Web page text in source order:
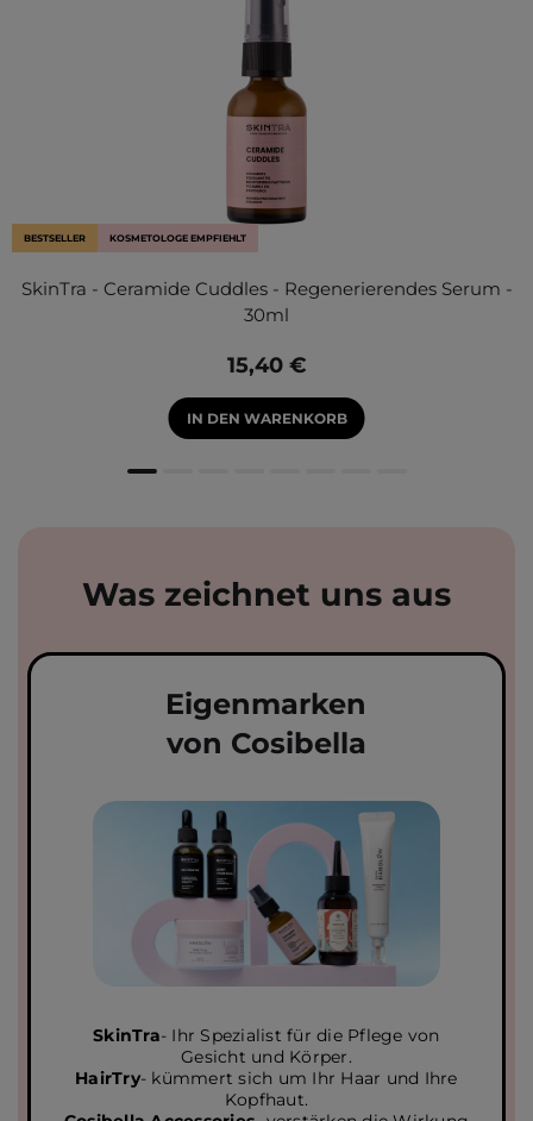
BESTSELLER KOSMETOLOGE EMPFIEHLT
SkinTra - Ceramide Cuddles - Regenerierendes Serum -
30ml
15,40 €
IN DEN WARENKORB
Was zeichnet uns aus
Eigenmarken
von Cosibella
SkinTra- Ihr Spezialist für die Pflege von
Gesicht und Körper.
HairTry- kümmert sich um Ihr Haar und Ihre
Kopfhaut.